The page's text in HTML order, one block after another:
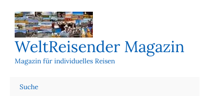
Inhalt
springen
WeltReisender Magazin
Magazin für individuelles Reisen
Suche